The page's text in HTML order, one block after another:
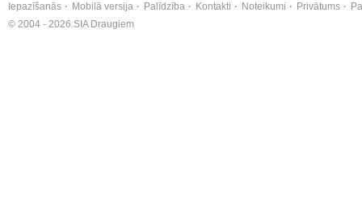
Iepazīšanās Mobilā versija Palīdzība Kontakti Noteikumi Privātums
© 2004 - 2026 SIA Draugiem